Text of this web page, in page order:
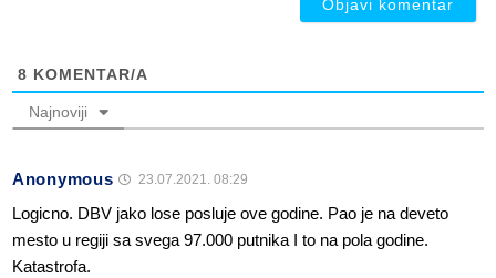
8 KOMENTAR/A
Najnoviji
Anonymous 23.07.2021. 08:29
Logicno. DBV jako lose posluje ove godine. Pao je na deveto
mesto u regiji sa svega 97.000 putnika I to na pola godine.
Katastrofa.